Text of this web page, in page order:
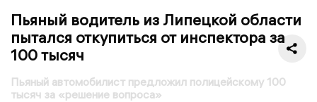
Пьяный водитель из Липецкой области
пытался откупиться от инспектора за
100 тысяч
Пьяный автомобилист предложил полицейскому 100
тысяч за «решение вопроса»